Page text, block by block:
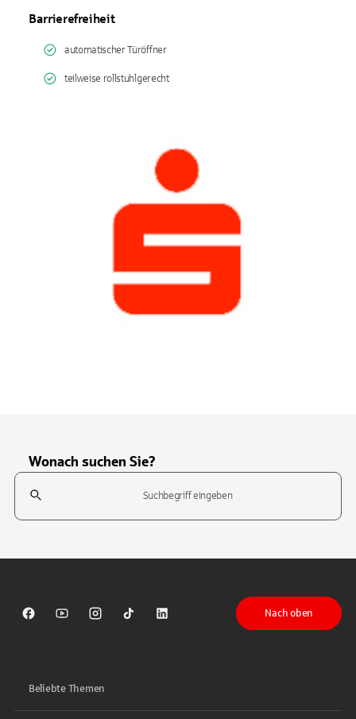
Barrierefreiheit
automatischer Türöffner
teilweise rollstuhlgerecht
Wonach suchen Sie?
Suchfeld
Sparkasse auf Facebook
Sparkasse auf Youtube
Sparkasse auf Instagram
Sparkasse auf TikTok
Sparkasse auf LinkedIn
Nach oben
Beliebte Themen